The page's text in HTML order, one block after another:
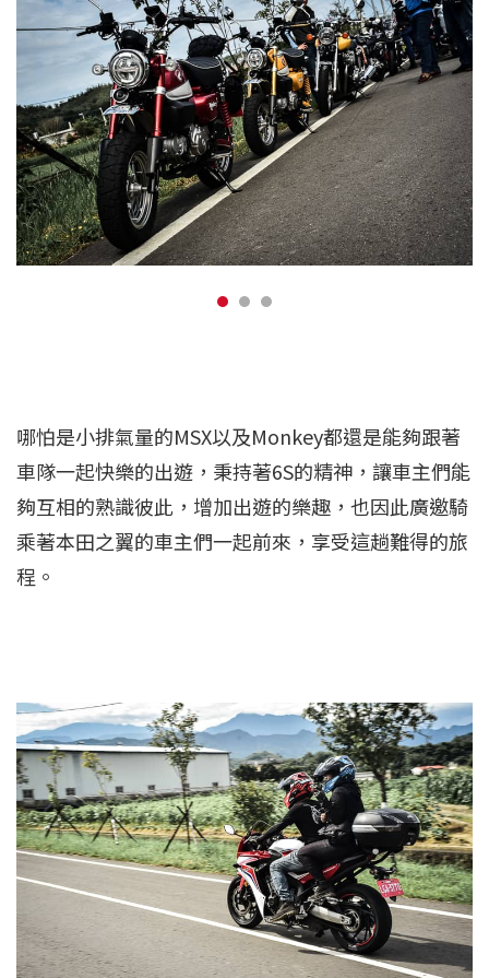
哪怕是小排氣量的MSX以及Monkey都還是能夠跟著
車隊一起快樂的出遊，秉持著6S的精神，讓車主們能
夠互相的熟識彼此，增加出遊的樂趣，也因此廣邀騎
乘著本田之翼的車主們一起前來，享受這趟難得的旅
程。